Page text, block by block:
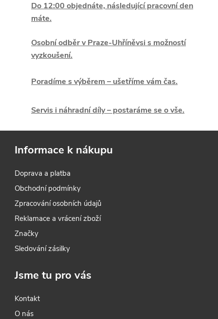
í
Do 12:00 objednáte, následující pracovní den
máte.
Osobní odběr v Praze-Uhříněvsi s možností
vyzkoušení.
Poradíme s výběrem – ušetříme vám čas.
Servis i náhradní díly – postaráme se o vše.
Informace k nákupu
Doprava a platba
Obchodní podmínky
Zpracování osobních údajů
Reklamace a vrácení zboží
Značky
Sledování zásilky
Jsme tu pro vás
Kontakt
O nás